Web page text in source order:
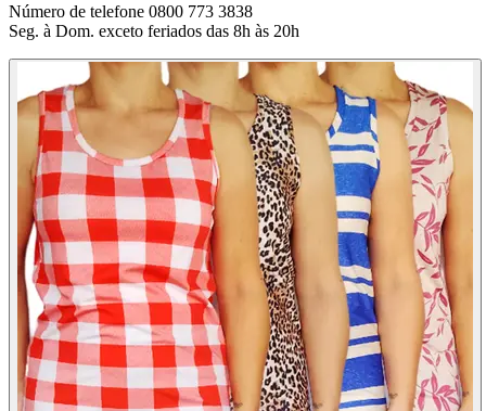
Número de telefone 0800 773 3838
Seg. à Dom. exceto feriados das 8h às 20h